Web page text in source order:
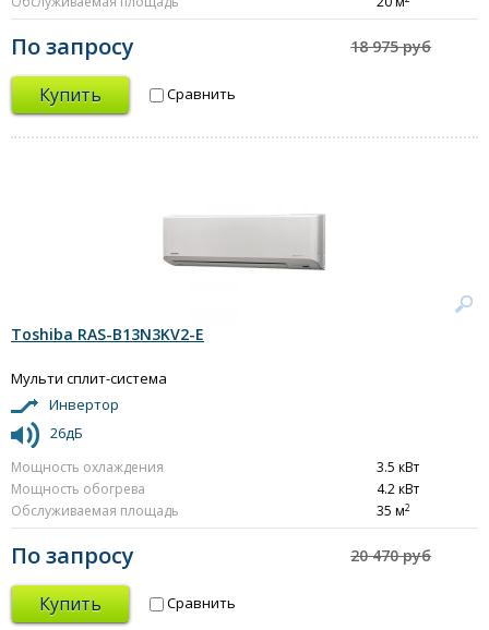
По запросу 18 975 руб
Купить Сравнить
Toshiba RAS-B13N3KV2-E
Мульти сплит-система
Инвертор
26дБ
Мощность охлаждения
3.5 кВт
Мощность обогрева
4.2 кВт
Обслуживаемая площадь
35 м2
По запросу 20 470 руб
Купить Сравнить